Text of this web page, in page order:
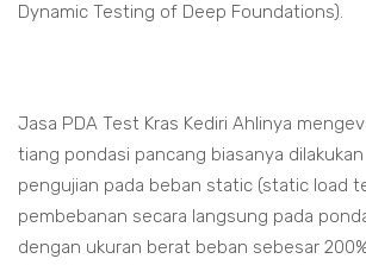
Dynamic Testing of Deep Foundations).
Jasa PDA Test Kras Kediri Ahlinya
tiang pondasi pancang biasanya dilakukan
pengujian pada beban static (static load
pembebanan secara langsung pada
dengan ukuran berat beban sebesar